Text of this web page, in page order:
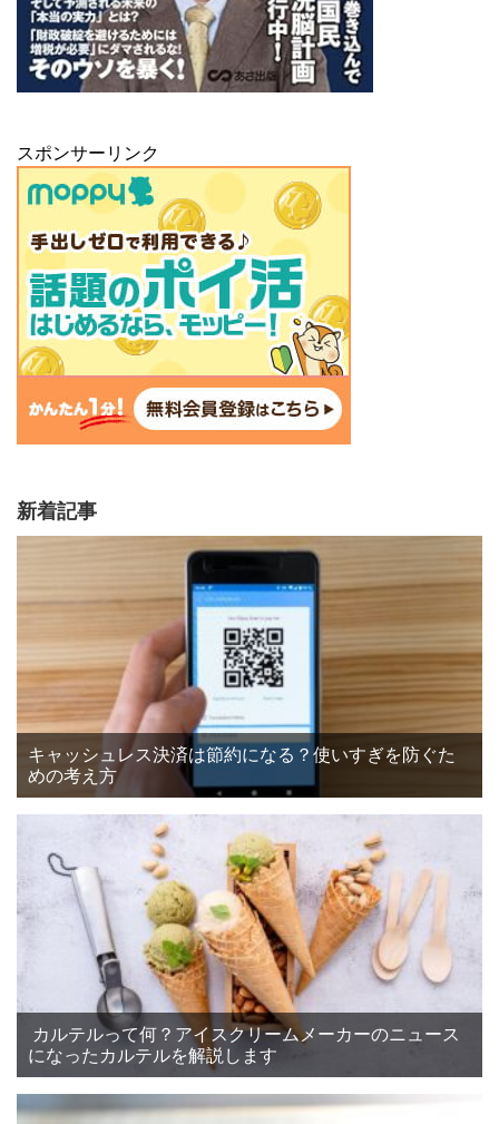
スポンサーリンク
新着記事
キャッシュレス決済は節約になる？使いすぎを防ぐた
めの考え方
カルテルって何？アイスクリームメーカーのニュース
になったカルテルを解説します